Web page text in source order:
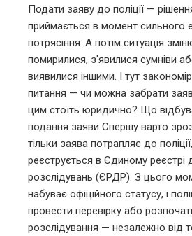
Подати заяву до поліції —
приймається в момент сильного
потрясіння. А потім ситуація
помирилися, з'явилися сумніви
виявилися іншими. І тут
питання — чи можна забрати
цим стоїть юридично? Що
подання заяви Спершу варто
тільки заява потрапляє до
реєструється в Єдиному реєстрі
розслідувань (ЄРДР). З цього
набуває офіційного статусу, і
провести перевірку або
розслідування — незалежно від